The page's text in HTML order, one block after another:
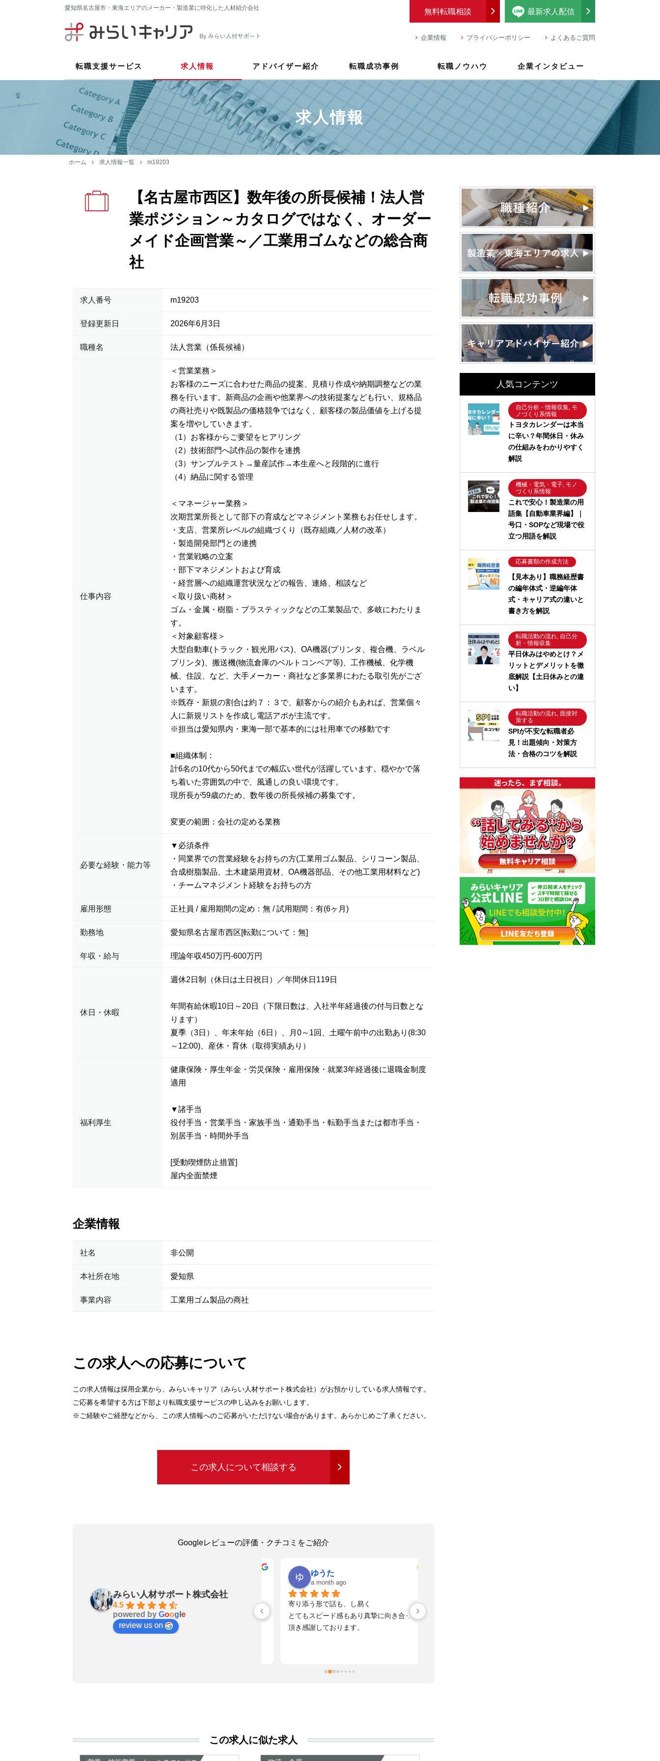
愛知県名古屋市・東海エリアのメーカー・製造業に特化した人材紹介会社 最新求人配信
無料転職相談
企業情報 プライバシーポリシー よくあるご質問
転職支援サービス 求人情報 アドバイザー紹介 転職成功事例 転職ノウハウ 企業インタビュー
求人情報
ホーム 求人情報一覧 m19203
【名古屋市西区】数年後の所長候補！法人営
業ポジション～カタログではなく、オーダー
メイド企画営業～／工業用ゴムなどの総合商
社
求人番号 m19203
登録更新日 2026年6月3日
職種名 法人営業（係長候補）
仕事内容
＜営業業務＞
お客様のニーズに合わせた商品の提案、見積り作成や納期調整などの業
務を行います。新商品の企画や他業界への技術提案なども行い、規格品
の商社売りや既製品の価格競争ではなく、顧客様の製品価値を上げる提
案を増やしていきます。
（1）お客様からご要望をヒアリング
（2）技術部門へ試作品の製作を連携
（3）サンプルテスト→量産試作→本生産へと段階的に進行
（4）納品に関する管理
＜マネージャー業務＞
次期営業所長として部下の育成などマネジメント業務もお任せします。
・支店、営業所レベルの組織づくり（既存組織／人材の改革）
・製造開発部門との連携
・営業戦略の立案
・部下マネジメントおよび育成
・経営層への組織運営状況などの報告、連絡、相談など
＜取り扱い商材＞
ゴム・金属・樹脂・プラスティックなどの工業製品で、多岐にわたりま
す。
＜対象顧客様＞
大型自動車(トラック・観光用バス)、OA機器(プリンタ、複合機、ラベル
プリンタ)、搬送機(物流倉庫のベルトコンベア等)、工作機械、化学機
械、住設、など、大手メーカー・商社など多業界にわたる取引先がござ
います。
※既存・新規の割合は約７：３で、顧客からの紹介もあれば、営業個々
人に新規リストを作成し電話アポが主流です。
※担当は愛知県内・東海一部で基本的には社用車での移動です
■組織体制：
計6名の10代から50代までの幅広い世代が活躍しています。穏やかで落
ち着いた雰囲気の中で、風通しの良い環境です。
現所長が59歳のため、数年後の所長候補の募集です。
変更の範囲：会社の定める業務
必要な経験・能力等
▼必須条件
・同業界での営業経験をお持ちの方(工業用ゴム製品、シリコーン製品、
合成樹脂製品、土木建築用資材、OA機器部品、その他工業用材料など)
・チームマネジメント経験をお持ちの方
雇用形態 正社員 / 雇用期間の定め：無 / 試用期間：有(6ヶ月)
勤務地 愛知県名古屋市西区[転勤について：無]
年収・給与 理論年収450万円-600万円
休日・休暇
週休2日制（休日は土日祝日）／年間休日119日
年間有給休暇10日～20日（下限日数は、入社半年経過後の付与日数とな
ります）
夏季（3日）、年末年始（6日）、月0～1回、土曜午前中の出勤あり(8:30
～12:00)、産休・育休（取得実績あり）
福利厚生
健康保険・厚生年金・労災保険・雇用保険・就業3年経過後に退職金制度
適用
▼諸手当
役付手当・営業手当・家族手当・通勤手当・転勤手当または都市手当・
別居手当・時間外手当
[受動喫煙防止措置]
屋内全面禁煙
企業情報
社名 非公開
本社所在地 愛知県
事業内容 工業用ゴム製品の商社
この求人への応募について
この求人情報は採用企業から、みらいキャリア（みらい人材サポート株式会社）がお預かりしている求人情報です。
ご応募を希望する方は下部より転職支援サービスの申し込みをお願いします。
※ご経験やご経歴などから、この求人情報へのご応募がいただけない場合があります。あらかじめご了承ください。
この求人について相談する
Googleレビューの評価・クチコミをご紹介
みらい人材サポート株式会社
4.5
powered byGoog le
review us on
お陰で無事に転職成功しました！とっても
良いエージェントです〜転職される方へ是
非おすすめします！
ゆうた
a month ago
寄り添う形で話も、し易く
とてもスピード感もあり真摯に向き合って
頂き感謝しております。
この求人に似た求人
人気コンテンツ
自己分析・情報収集, モ
ノづくり系情報
トヨタカレンダーは本当
に辛い？年間休日・休み
の仕組みをわかりやすく
解説
機械・電気・電子, モノ
づくり系情報
これで安心！製造業の用
語集【自動車業界編】｜
号口・SOPなど現場で役
立つ用語を解説
応募書類の作成方法
【見本あり】職務経歴書
の編年体式・逆編年体
式・キャリア式の違いと
書き方を解説
転職活動の流れ, 自己分
析・情報収集
平日休みはやめとけ？メ
リットとデメリットを徹
底解説【土日休みとの違
い】
転職活動の流れ, 面接対
策する
SPIが不安な転職者必
見！出題傾向・対策方
法・合格のコツを解説